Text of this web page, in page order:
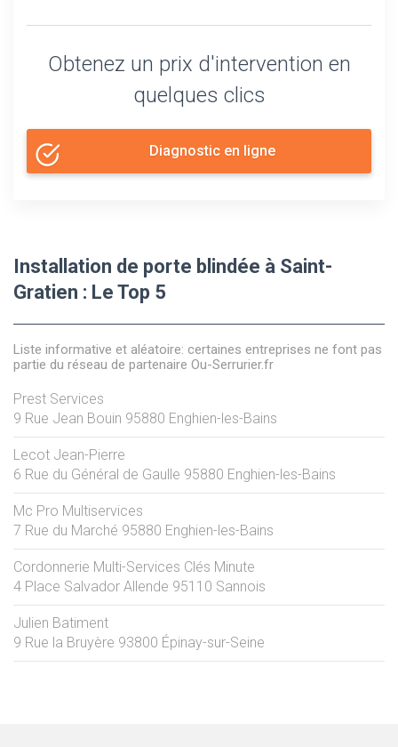
Obtenez un prix d'intervention en
quelques clics
Diagnostic en ligne
Installation de porte blindée à Saint-
Gratien : Le Top 5
Liste informative et aléatoire: certaines entreprises ne font pas
partie du réseau de partenaire Ou-Serrurier.fr
Prest Services
9 Rue Jean Bouin 95880 Enghien-les-Bains
Lecot Jean-Pierre
6 Rue du Général de Gaulle 95880 Enghien-les-Bains
Mc Pro Multiservices
7 Rue du Marché 95880 Enghien-les-Bains
Cordonnerie Multi-Services Clés Minute
4 Place Salvador Allende 95110 Sannois
Julien Batiment
9 Rue la Bruyère 93800 Épinay-sur-Seine